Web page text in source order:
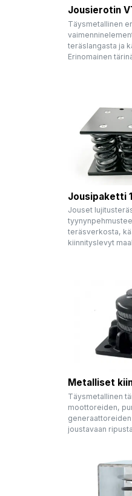
Jousierotin
Täysmetallinen
teräslangasta ja
Erinomainen
Jousipaketti
Jouset
teräsverkosta,
kiinnityslevyt
Metalliset
Täysmetallinen
moottoreiden,
joustavaan